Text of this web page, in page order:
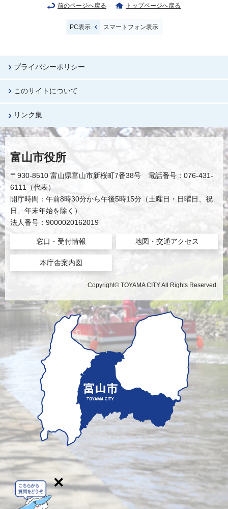
前のページへ戻る トップページへ戻る
PC表示 スマートフォン表示
プライバシーポリシー
このサイトについて
リンク集
富山市役所
〒930-8510 富山県富山市新桜町7番38号 電話番号：076-431-
6111（代表）
開庁時間：午前8時30分から午後5時15分（土曜日・日曜日、祝
日、年末年始を除く）
法人番号：9000020162019
窓口・受付情報 地図・交通アクセス
本庁舎案内図
Copyright© TOYAMA CITY All Rights Reserved.
×